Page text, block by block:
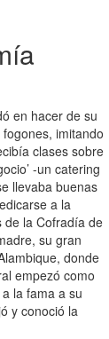
en hacer de su
imitando
clases sobre
-un catering
llevaba buenas
a la
de la Cofradía de
su gran
donde
empezó como
la fama a su
y conoció la